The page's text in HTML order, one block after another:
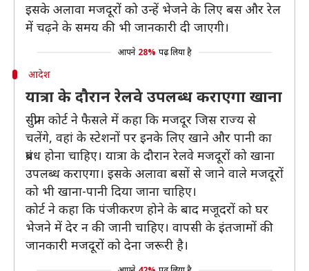
इसके अलावा मजदूरों को उन्हें भेजने के लिए बस और रेल
में चढ़ने के समय की भी जानकारी दी जाएगी।
आपने 28% पढ़ लिया है
आदेश
यात्रा के दौरान रेलवे उपलब्ध कराएगा खाना
सुप्रीम कोर्ट ने फैसले में कहा कि मजदूर जिस राज्य से
चलेंगे, वहां के स्टेशनों पर इनके लिए खाने और पानी का
प्रबंध होना चाहिए। यात्रा के दौरान रेलवे मजदूरों को खाना
उपलब्ध कराएगा। इसके अलावा बसों से जाने वाले मजदूरों
को भी खाना-पानी दिया जाना चाहिए।
कोर्ट ने कहा कि पंजीकरण होने के बाद मजूदरों को घर
भेजने में देर न की जानी चाहिए। वापसी के इंतजामों की
जानकारी मजदूरों को देना जरूरी है।